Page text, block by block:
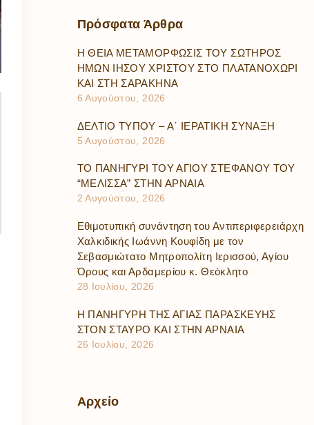
Πρόσφατα Άρθρα
Η ΘΕΙΑ ΜΕΤΑΜΟΡΦΩΣΙΣ ΤΟΥ ΣΩΤΗΡΟΣ
ΗΜΩΝ ΙΗΣΟΥ ΧΡΙΣΤΟΥ ΣΤΟ ΠΛΑΤΑΝΟΧΩΡΙ
ΚΑΙ ΣΤΗ ΣΑΡΑΚΗΝΑ
6 Αυγούστου, 2026
ΔΕΛΤΙΟ ΤΥΠΟΥ – Α΄ ΙΕΡΑΤΙΚΗ ΣΥΝΑΞΗ
5 Αυγούστου, 2026
ΤΟ ΠΑΝΗΓΥΡΙ ΤΟΥ ΑΓΙΟΥ ΣΤΕΦΑΝΟΥ ΤΟΥ
“ΜΕΛΙΣΣΑ” ΣΤΗΝ ΑΡΝΑΙΑ
2 Αυγούστου, 2026
Εθιμοτυπική συνάντηση του Αντιπεριφερειάρχη
Χαλκιδικής Ιωάννη Κουφίδη με τον
Σεβασμιώτατο Μητροπολίτη Ιερισσού, Αγίου
Όρους και Αρδαμερίου κ. Θεόκλητο
28 Ιουλίου, 2026
Η ΠΑΝΗΓΥΡΗ ΤΗΣ ΑΓΙΑΣ ΠΑΡΑΣΚΕΥΗΣ
ΣΤΟΝ ΣΤΑΥΡΟ ΚΑΙ ΣΤΗΝ ΑΡΝΑΙΑ
26 Ιουλίου, 2026
Αρχείο